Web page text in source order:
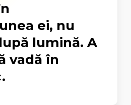
ei, nu
lumină. A
vadă în